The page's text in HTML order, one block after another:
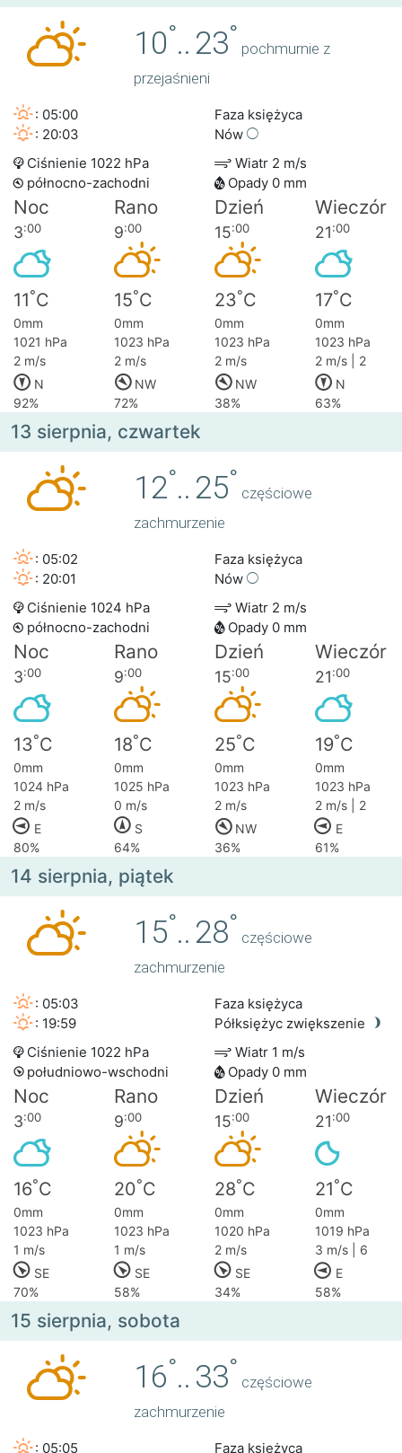
10°.. 23°
pochmurnie z
przejaśnieni
: 05:00
: 20:03
Faza księżyca
Nów
Ciśnienie 1022 hPa
Wiatr 2 m/s
północno-zachodni
Opady 0 mm
Noc Rano Dzień Wieczór
3:00 9:00 15:00 21:00
11°C 15°C 23°C 17°C
0mm 0mm 0mm
0mm
1021 hPa
1023 hPa 1023 hPa
1023 hPa
2 m/s
2 m/s 2 m/s
2 m/s | 2
N
NW NW
N
92%
72% 38% 63%
13 sierpnia, czwartek
12°.. 25°
częściowe
zachmurzenie
: 05:02
: 20:01
Faza księżyca
Nów
Ciśnienie 1024 hPa
Wiatr 2 m/s
północno-zachodni
Opady 0 mm
Noc Rano Dzień Wieczór
3:00 9:00 15:00 21:00
13°C 18°C 25°C 19°C
0mm 0mm 0mm
0mm
1024 hPa
1025 hPa 1023 hPa
1023 hPa
2 m/s
0 m/s 2 m/s
2 m/s | 2
E
S NW
E
80%
64% 36% 61%
14 sierpnia, piątek
15°.. 28°
częściowe
zachmurzenie
: 05:03
: 19:59
Faza księżyca
Półksiężyc zwiększenie
Ciśnienie 1022 hPa
Wiatr 1 m/s
południowo-wschodni
Opady 0 mm
Noc Rano Dzień Wieczór
3:00 9:00 15:00 21:00
16°C 20°C 28°C 21°C
0mm 0mm 0mm
0mm
1023 hPa
1023 hPa 1020 hPa
1019 hPa
1 m/s
1 m/s 2 m/s
3 m/s | 6
SE
SE SE
E
70%
58% 34% 58%
15 sierpnia, sobota
16°.. 33°
częściowe
zachmurzenie
: 05:05 Faza księżyca